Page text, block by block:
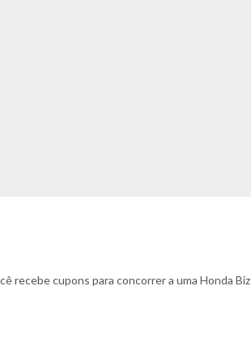
recebe cupons para concorrer a uma Honda Biz